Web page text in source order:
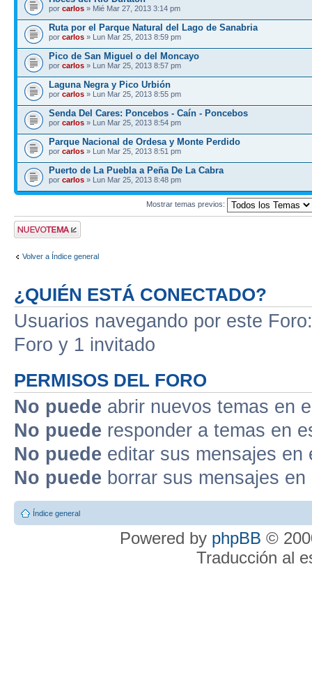
por carlos » Mié Mar 27, 2013 3:14 pm
Ruta por el Parque Natural del Lago de Sanabria
por carlos » Lun Mar 25, 2013 8:59 pm
Pico de San Miguel o del Moncayo
por carlos » Lun Mar 25, 2013 8:57 pm
Laguna Negra y Pico Urbión
por carlos » Lun Mar 25, 2013 8:55 pm
Senda Del Cares: Poncebos - Caín - Poncebos
por carlos » Lun Mar 25, 2013 8:54 pm
Parque Nacional de Ordesa y Monte Perdido
por carlos » Lun Mar 25, 2013 8:51 pm
Puerto de La Puebla a Peña De La Cabra
por carlos » Lun Mar 25, 2013 8:48 pm
Mostrar temas previos:
Publicar un nuevo
tema
Volver a Índice general
¿QUIÉN ESTÁ CONECTADO?
Usuarios navegando por este
Foro y 1 invitado
PERMISOS DEL FORO
No puede abrir nuevos temas en
No puede responder a temas en
No puede editar sus mensajes en
No puede borrar sus mensajes
Índice general
Powered by phpBB ©
Traducción al